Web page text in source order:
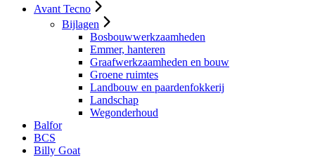
Avant Tecno
Bijlagen
Bosbouwwerkzaamheden
Emmer, hanteren
Graafwerkzaamheden en bouw
Groene ruimtes
Landbouw en paardenfokkerij
Landschap
Wegonderhoud
Balfor
BCS
Billy Goat